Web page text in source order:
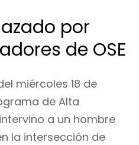
por
de OSE
miércoles 18 de
de Alta
a un hombre
la intersección de